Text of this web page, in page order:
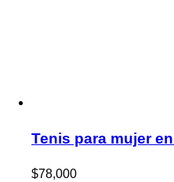
Tenis para mujer
$78,000